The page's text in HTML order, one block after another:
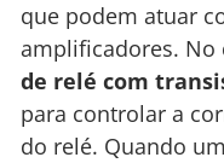
que podem atuar
amplificadores. No
de relé com
para controlar a
do relé. Quando